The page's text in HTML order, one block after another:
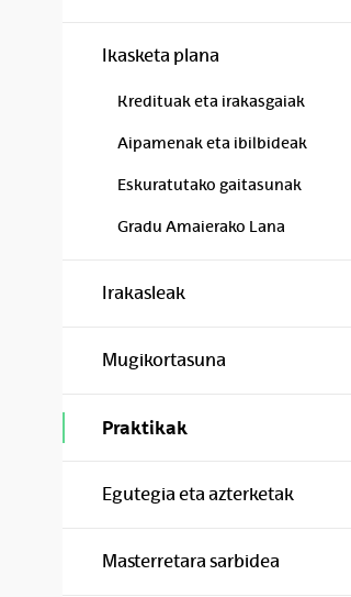
Ikasketa plana
Kredituak eta irakasgaiak
Aipamenak eta ibilbideak
Eskuratutako gaitasunak
Gradu Amaierako Lana
Irakasleak
Mugikortasuna
Praktikak
Egutegia eta azterketak
Masterretara sarbidea